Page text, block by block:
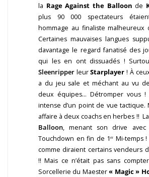
la Rage Against the Balloon de
plus 90 000 spectateurs
hommage au finaliste malheureux
Certaines mauvaises langues
davantage le regard fanatisé des
qui les en ont dissuadés !
Sleenripper leurStarplayer! À
a du jeu sale et méchant au vu
deux équipes… Détromper vous
intense d’un point de vue tactique.
affaire à deux coachs en herbes !! La
Balloon, menant son drive
Touchdown en fin de 1ᵉʳ Mi-temps
comme diraient certains vendeurs
!! Mais ce n’était pas sans
Sorcellerie du Maester« Magic »